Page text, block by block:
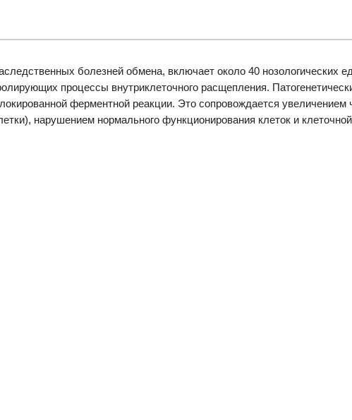
болезней обмена, включает около 40 нозологических
процессы внутриклеточного расщепления.
ферментной реакции. Это сопровождается
нарушением нормального функционирования клеток и